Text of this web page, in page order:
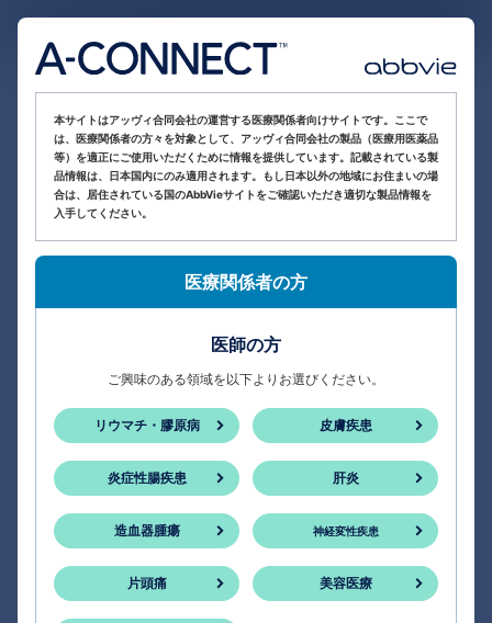
本サイトはアッヴィ合同会社の運営する医療関係者向けサイトです。ここで
は、医療関係者の方々を対象として、アッヴィ合同会社の製品（医療用医薬品
等）を適正にご使用いただくために情報を提供しています。記載されている製
品情報は、日本国内にのみ適用されます。もし日本以外の地域にお住まいの場
合は、居住されている国のAbbVieサイトをご確認いただき適切な製品情報を
入手してください。
医療関係者の方
医師の方
ご興味のある領域を以下よりお選びください。
リウマチ・膠原病 皮膚疾患
炎症性腸疾患 肝炎
造血器腫瘍 神経変性疾患
片頭痛 美容医療